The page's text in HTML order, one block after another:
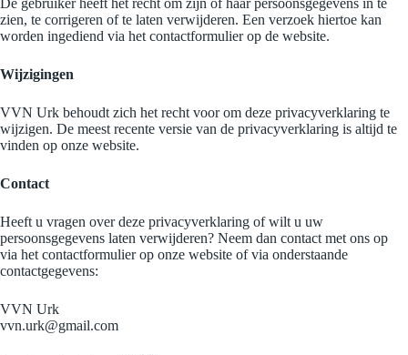
De gebruiker heeft het recht om zijn of haar persoonsgegevens in te
zien, te corrigeren of te laten verwijderen. Een verzoek hiertoe kan
worden ingediend via het contactformulier op de website.
Wijzigingen
VVN Urk behoudt zich het recht voor om deze privacyverklaring te
wijzigen. De meest recente versie van de privacyverklaring is altijd te
vinden op onze website.
Contact
Heeft u vragen over deze privacyverklaring of wilt u uw
persoonsgegevens laten verwijderen? Neem dan contact met ons op
via het contactformulier op onze website of via onderstaande
contactgegevens:
VVN Urk
vvn.urk@gmail.com